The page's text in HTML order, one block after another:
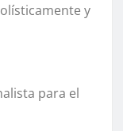
y
para el